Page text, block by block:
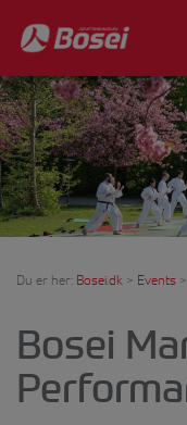
Du er her: Bosei.dk > Events >
Bosei